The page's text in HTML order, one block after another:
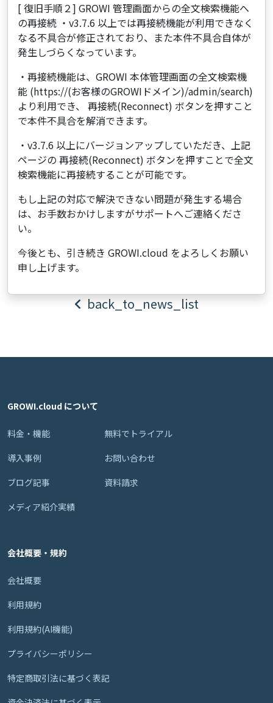
[ 復旧手順２] GROWI 管理画面からの全文検索機能へ
の再接続 ・v3.7.6 以上では再接続機能が利用できなく
なる不具合が修正されており、また本件不具合自体が
発生しづらくなっています。
・再接続機能は、GROWI 本体管理画面の全文検索機
能 (https://(お客様のGROWIドメイン)/admin/search)
より利用でき、 再接続(Reconnect) ボタンを押すこと
で本件不具合を解消できます。
・v3.7.6 以上にバージョンアップしていただき、上記
ページの 再接続(Reconnect) ボタンを押すことで全文
検索機能に再接続することが可能です。
もし上記の対応で解決できない問題が発生する場合
は、お手数おかけしますがサポートへご連絡くださ
い。
今後とも、引き続き GROWI.cloud をよろしくお願い
申し上げます。
back_to_news_list
GROWI.cloud について
料金・機能
導入事例
ブログ記事
メディア紹介実績
無料でトライアル
お問い合わせ
資料請求
会社概要・規約
会社概要
利用規約
利用規約(AI機能)
プライバシーポリシー
特定商取引法に基づく表記